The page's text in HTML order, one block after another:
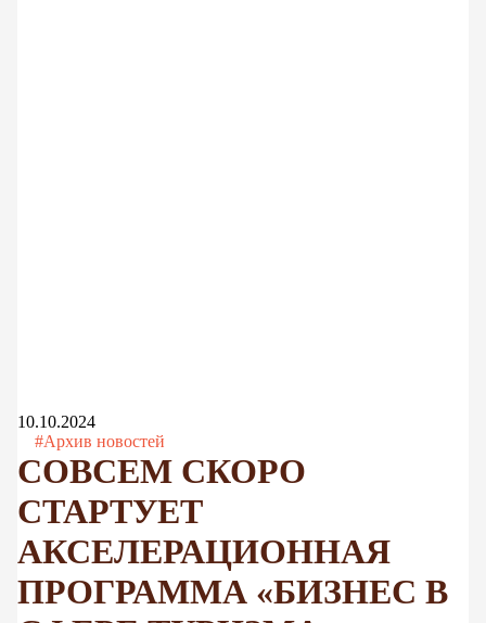
10.10.2024
#Архив новостей
СОВСЕМ СКОРО
СТАРТУЕТ
АКСЕЛЕРАЦИОННАЯ
ПРОГРАММА «БИЗНЕС В